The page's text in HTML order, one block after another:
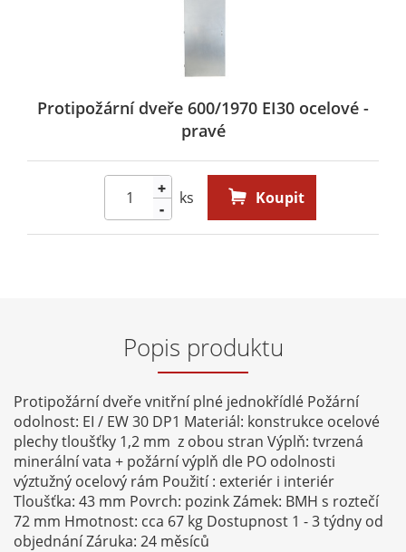
Protipožární dveře 600/1970 EI30 ocelové -
pravé
-
+ ks Koupit
Popis produktu
Protipožární dveře vnitřní plné jednokřídlé Požární
odolnost: EI / EW 30 DP1 Materiál: konstrukce ocelové
plechy tloušťky 1,2 mm z obou stran Výplň: tvrzená
minerální vata + požární výplň dle PO odolnosti
výztužný ocelový rám Použití : exteriér i interiér
Tloušťka: 43 mm Povrch: pozink Zámek: BMH s roztečí
72 mm Hmotnost: cca 67 kg Dostupnost 1 - 3 týdny od
objednání Záruka: 24 měsíců